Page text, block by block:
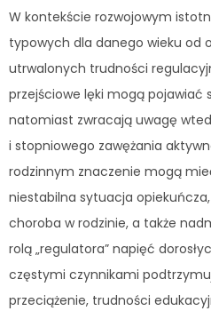
W kontekście rozwojowym
typowych dla danego wieku od
utrwalonych trudności
przejściowe lęki mogą pojawiać
natomiast zwracają uwagę
i stopniowego zawężania
rodzinnym znaczenie mogą
niestabilna sytuacja opiekuńcza,
choroba w rodzinie, a także
rolą „regulatora” napięć
częstymi czynnikami
przeciążenie, trudności